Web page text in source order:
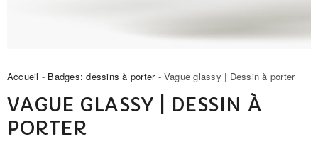
Accueil - Badges: dessins à porter- Vague glassy | Dessin à porter
VAGUE GLASSY | DESSIN À
PORTER